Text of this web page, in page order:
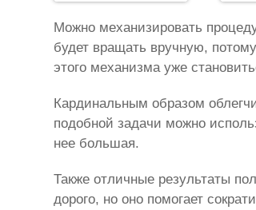
Можно механизировать
будет вращать вручную,
этого механизма уже
Кардинальным образом
подобной задачи можно
нее большая.
Также отличные результаты
дорого, но оно помогает